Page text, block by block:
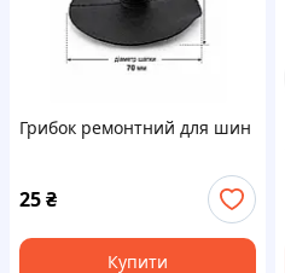
Грибок ремонтний для шин
25₴
Купити